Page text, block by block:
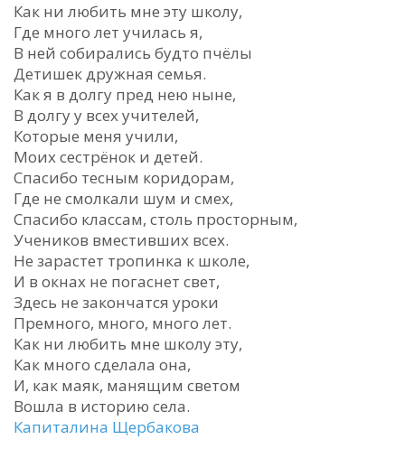
Как ни любить мне эту школу,
Где много лет училась я,
В ней собирались будто пчёлы
Детишек дружная семья.
Как я в долгу пред нею ныне,
В долгу у всех учителей,
Которые меня учили,
Моих сестрёнок и детей.
Спасибо тесным коридорам,
Где не смолкали шум и смех,
Спасибо классам, столь просторным,
Учеников вместивших всех.
Не зарастет тропинка к школе,
И в окнах не погаснет свет,
Здесь не закончатся уроки
Премного, много, много лет.
Как ни любить мне школу эту,
Как много сделала она,
И, как маяк, манящим светом
Вошла в историю села.
Капиталина Щербакова